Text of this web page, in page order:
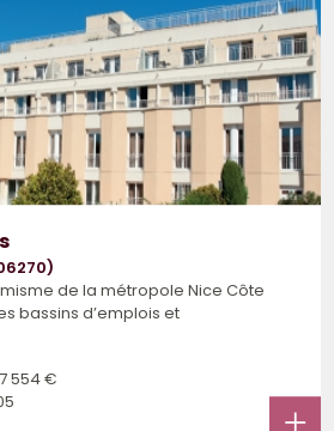
de la métropole Nice Côte
bassins d’emplois et
554 €